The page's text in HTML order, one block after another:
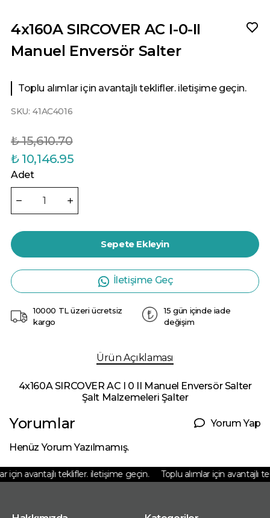
4x160A SIRCOVER AC I-0-II
Manuel Enversör Salter
Toplu alımlar için avantajlı teklifler. iletişime geçin.
SKU: 41AC4016
₺ 15,610.70
₺ 10,146.95
Adet
Sepete Ekleyin
İletişime Geç
10000 TL üzeri ücretsiz
kargo
15 gün içinde iade
değişim
Ürün Açıklaması
4x160A SIRCOVER AC I 0 II Manuel Enversör Salter
Şalt Malzemeleri Şalter
Yorumlar Yorum Yap
Henüz Yorum Yazılmamış.
için avantajlı teklifler. iletişime geçin. Toplu alımlar için avantajlı